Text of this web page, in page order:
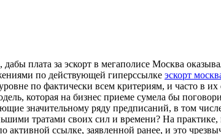
плата за эскорт в мегаполисе Москва
по действующей гиперссылке эскорт
по фактически всем критериям, и часто в
которая на бизнес приеме сумела бы
значительному ряду предписаний, в том
тратами своих сил и времени? На
активной ссылке, заявленной ранее, и это